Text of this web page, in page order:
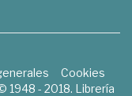
Cookies
1948 - 2018. Librería